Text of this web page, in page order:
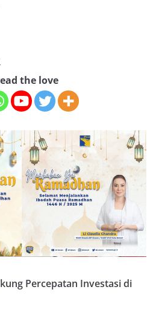
the love
Percepatan Investasi di